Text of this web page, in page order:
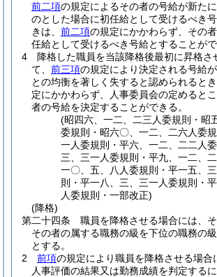
前二項の規定によるその者の号給が新た
のとした場合に初任給として受けるべき
きは、 前二項の規定にかかわらず、その
任給として受けるべき号給とすることがで
4
降格した職員を当該降格後最初に昇格さ
て、 前三項の規定により決定される号給
との均衡を著しく失すると認められるとき
定にかかわらず、人事委員会の定めると
者の号給を決定することができる。
(昭四六、一二、二三人委規則・昭
委規則・昭六〇、一二、二六人委規
一人委規則・平六、一二、二二人委
三、三一人委規則・平九、一二、
一〇、五、八人委規則・平一五、
則・平一八、三、三一人委規則・
人委規則・一部改正)
(降格)
第二十四条
職員を降格させる場合には、そ
その者の属する職務の級を下位の職務の
とする。
2
前項の規定により職員を降格させる場合
人事評価の結果又は勤務成績を判定する